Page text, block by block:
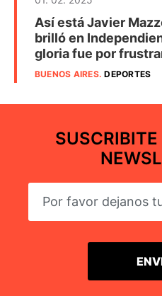
Así está Javier
brilló en
gloria fue por
BUENOS AIRES.DEPORTES